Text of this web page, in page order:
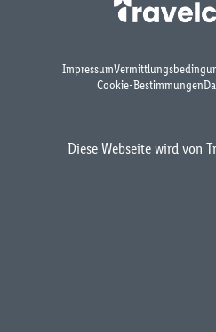
Impressum
Cookie-Bestimmungen
Diese Webseite wird von